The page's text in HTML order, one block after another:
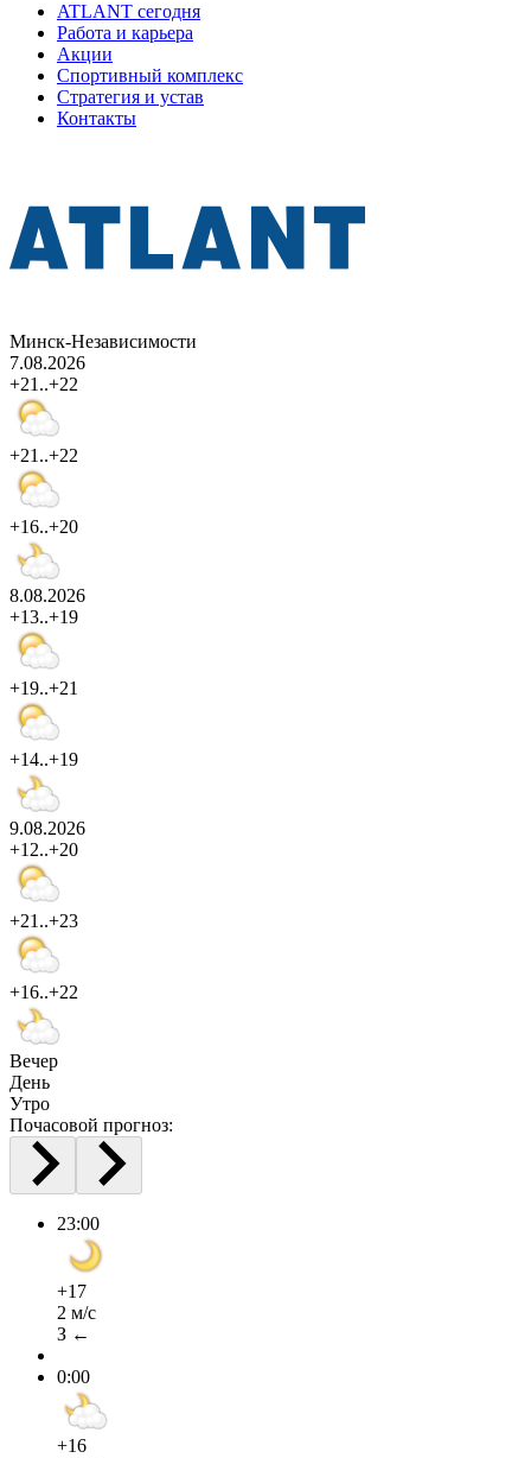
ATLANT сегодня
Работа и карьера
Акции
Спортивный комплекс
Стратегия и устав
Контакты
Минск-Независимости
7.08.2026
+21..+22
+21..+22
+16..+20
8.08.2026
+13..+19
+19..+21
+14..+19
9.08.2026
+12..+20
+21..+23
+16..+22
Вечер
День
Утро
Почасовой прогноз:
23:00
+17
2 м/с
З ←
0:00
+16